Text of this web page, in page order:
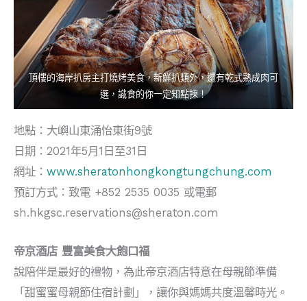
頂樓的海岸扒房主打燒烤美食，新鮮扒類外，還有乾式熟成肉可
選，識食的你一定知點揀！
地點：大嶼山東涌怡東街9號
日期：2021年5月1日至31日
網址： www.sheratonhongkongtungchung.com
預訂方式：致電 +852 2535 0035 或電郵
sh.hkgsc.reservations@sheraton.com
帝京酒店 豐富美食大飽口福
說陪伴是最好的禮物，為此帝京酒店特意在母親節準備
「甜蜜蜜母親節住宿計劃」，讓你與媽媽共度溫馨時光。